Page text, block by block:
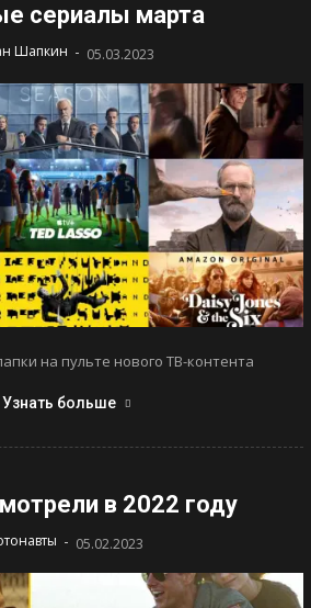
сериалы марта
Шапкин - 05.03.2023
на пульте нового ТВ-контента
Узнать больше
в 2022 году
- 05.02.2023